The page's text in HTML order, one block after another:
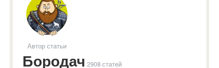
Автор статьи
Бородач 2908 статей